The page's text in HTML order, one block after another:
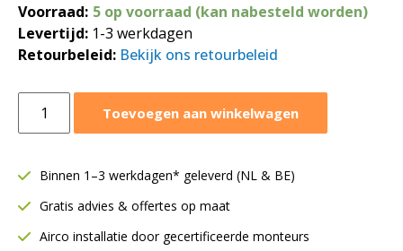
Voorraad: 5 op voorraad (kan nabesteld worden)
Levertijd: 1-3 werkdagen
Retourbeleid: Bekijk ons retourbeleid
geluiddemper
mm
Lengte
600
Toevoegen aan winkelwagen
Binnen 1–3 werkdagen* geleverd (NL & BE)
Gratis advies & offertes op maat
Airco installatie door gecertificeerde monteurs